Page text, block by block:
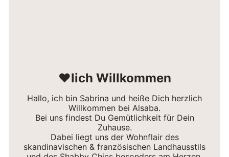
❤lich Willkommen
Hallo, ich bin Sabrina und heiße Dich herzlich
Willkommen bei Alsaba.
Bei uns findest Du Gemütlichkeit für Dein
Zuhause.
Dabei liegt uns der Wohnflair des
skandinavischen & französischen Landhausstils